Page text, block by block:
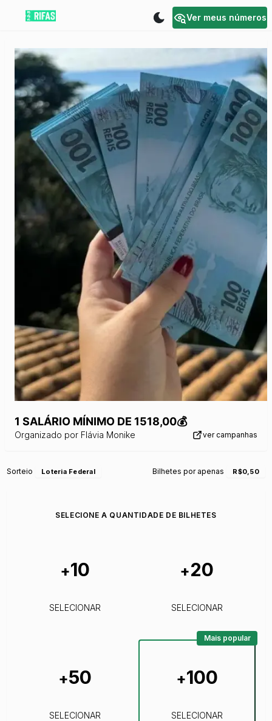
Ver meus números
1 SALÁRIO MÍNIMO DE 1518,00💰
Organizado por Flávia Monike ver campanhas
Sorteio Loteria Federal Bilhetes por apenas R$0,50
SELECIONE A QUANTIDADE DE BILHETES
+10
SELECIONAR
+20
SELECIONAR
+50
SELECIONAR
+100
SELECIONAR
Mais popular